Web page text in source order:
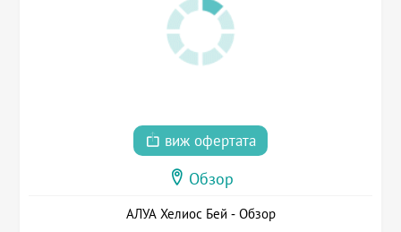
виж офертата
Обзор
АЛУА Хелиос Бей - Обзор